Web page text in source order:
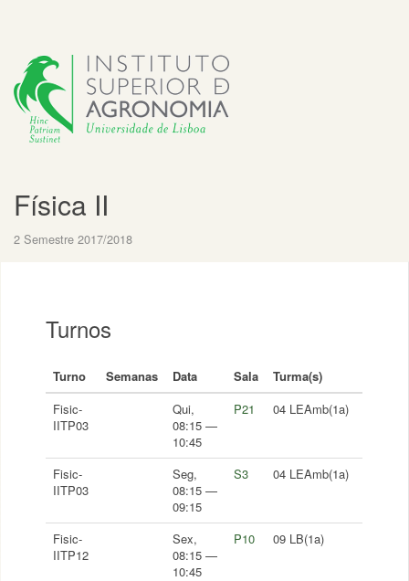
Física II
2 Semestre 2017/2018
Turnos
Turno Semanas Data Sala
Turma(s)
Fisic-
IITP03
Qui,
08:15 —
10:45
P21 04 LEAmb(1a)
Fisic-
IITP03
Seg,
08:15 —
09:15
S3 04 LEAmb(1a)
Fisic-
IITP12
Sex,
08:15 —
10:45
P10 09 LB(1a)